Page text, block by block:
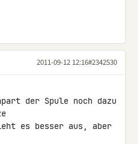
2011-09-12 12:16#2342530
der Spule noch dazu
es besser aus, aber